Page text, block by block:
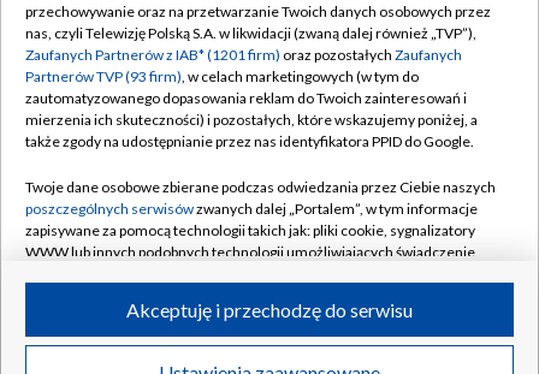
Abonament TVP
Emisja w TVP
Centrum informacji TVP
Naziemna Telewizja Cyfrowa
Rada Programowa
System NOS
Informacje o nadawcy
Program dla prasy
Regulamin TVP
Polityka prywatności
Moje zgody
Pomoc
Kontakt
Kanały
©2026 Telewizja Polska S.A. w likwidacji
przechowywanie oraz na przetwarzanie Twoich danych osobowych przez
nas, czyli Telewizję Polską S.A. w likwidacji (zwaną dalej również „TVP”),
Zaufanych Partnerów z IAB* (1201 firm) oraz pozostałych Zaufanych
Partnerów TVP (93 firm), w celach marketingowych (w tym do
zautomatyzowanego dopasowania reklam do Twoich zainteresowań i
mierzenia ich skuteczności) i pozostałych, które wskazujemy poniżej, a
także zgody na udostępnianie przez nas identyfikatora PPID do Google.
Twoje dane osobowe zbierane podczas odwiedzania przez Ciebie naszych
poszczególnych serwisówzwanych dalej „Portalem”, w tym informacje
zapisywane za pomocą technologii takich jak: pliki cookie, sygnalizatory
WWW lub innych podobnych technologii umożliwiających świadczenie
ruchu w Internecie.
Twoje dane osobowe zbierane podczas odwiedzania przez Ciebie
Akceptuję i przechodzę do serwisu